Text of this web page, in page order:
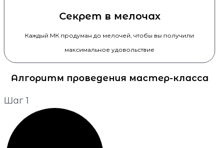
Секрет в мелочах
Каждый МК продуман до мелочей, чтобы вы получили
максимальное удовольствие
Алгоритм проведения мастер-класса
Шаг 1